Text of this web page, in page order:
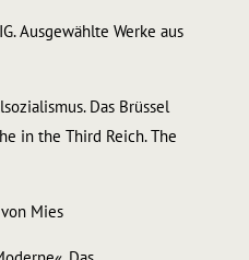
Ausgewählte Werke aus
Das Brüssel
in the Third Reich. The
Mies